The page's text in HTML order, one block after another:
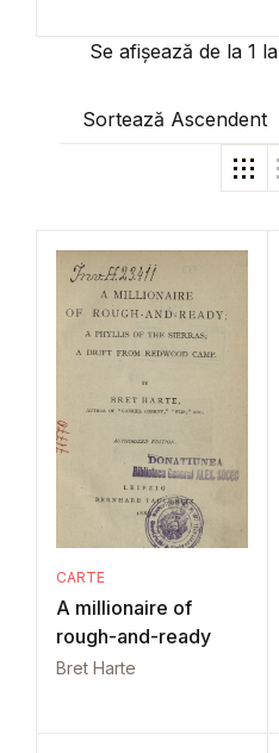
Se afișează de la 1 la
Sortează Ascendent
CARTE
A millionaire of
rough-and-ready
Bret Harte